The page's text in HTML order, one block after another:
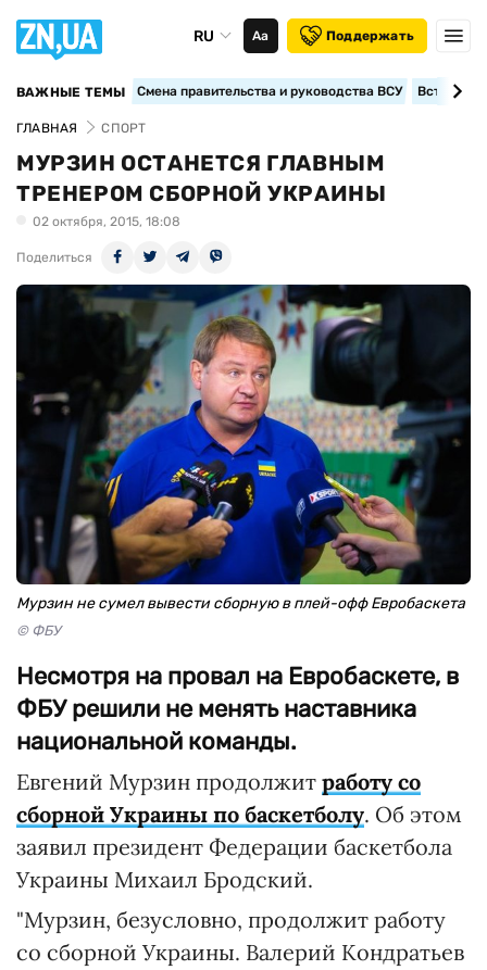
RU Аа Поддержать
ВАЖНЫЕ ТЕМЫ Смена правительства и руководства ВСУ
ГЛАВНАЯ СПОРТ
МУРЗИН ОСТАНЕТСЯ ГЛАВНЫМ
ТРЕНЕРОМ СБОРНОЙ УКРАИНЫ
02 октября, 2015, 18:08
Поделиться
Мурзин не сумел вывести сборную в плей-офф Евробаскета
© ФБУ
Несмотря на провал на Евробаскете, в
ФБУ решили не менять наставника
национальной команды.
Евгений Мурзин продолжит работу со
сборной Украины по баскетболу. Об этом
заявил президент Федерации баскетбола
Украины Михаил Бродский.
"Мурзин, безусловно, продолжит работу
со сборной Украины. Валерий Кондратьев